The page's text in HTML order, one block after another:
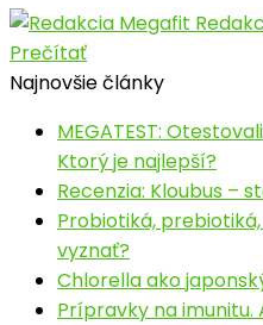
Prečítať
Najnovšie články
MEGATEST:
Ktorý je najlepší?
Recenzia: Kloubus –
Probiotiká,
vyznať?
Chlorella ako
Prípravky na